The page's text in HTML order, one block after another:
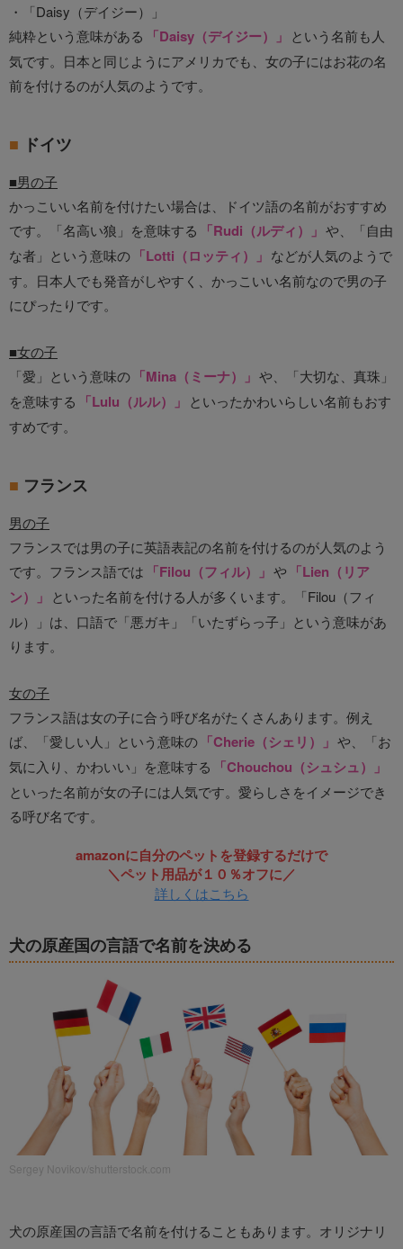
・「Daisy（デイジー）」
純粋という意味がある
「Daisy（デイジー）」 という名前も人
気です。日本と同じようにアメリカでも、女の子にはお花の名
前を付けるのが人気のようです。
ドイツ
■男の子
かっこいい名前を付けたい場合は、ドイツ語の名前がおすすめ
です。「名高い狼」を意味する
「Rudi（ルディ）」 や、「自由
な者」という意味の 「Lotti（ロッティ）」 などが人気のようで
す。日本人でも発音がしやすく、かっこいい名前なので男の子
にぴったりです。
■女の子
「愛」という意味の 「Mina（ミーナ）」 や、「大切な、真珠」
を意味する
「Lulu（ルル）」 といったかわいらしい名前もおす
すめです。
フランス
男の子
フランスでは男の子に英語表記の名前を付けるのが人気のよう
です。フランス語では 「Filou（フィル）」 や 「Lien（リア
ン）」 といった名前を付ける人が多くいます。「Filou（フィ
ル）」は、口語で「悪ガキ」「いたずらっ子」という意味があ
ります。
女の子
フランス語は女の子に合う呼び名がたくさんあります。例え
ば、「愛しい人」という意味の 「Cherie（シェリ）」 や、「お
気に入り、かわいい」を意味する
「Chouchou（シュシュ）」
といった名前が女の子には人気です。愛らしさをイメージでき
る呼び名です。
amazonに自分のペットを登録するだけで
＼ペット用品が１０％オフに／
詳しくはこちら
犬の原産国の言語で名前を決める
Sergey Novikov/shutterstock.com
犬の原産国の言語で名前を付けることもあります。オリジナリ